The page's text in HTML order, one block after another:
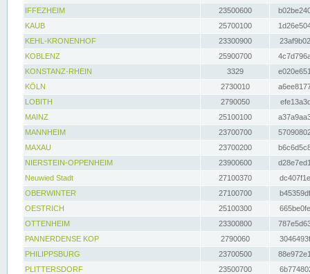
IFFEZHEIM
23500600
KAUB
25700100
KEHL-KRONENHOF
23300900
KOBLENZ
25900700
KONSTANZ-RHEIN
3329
KÖLN
2730010
LOBITH
2790050
MAINZ
25100100
MANNHEIM
23700700
MAXAU
23700200
NIERSTEIN-OPPENHEIM
23900600
Neuwied Stadt
27100370
OBERWINTER
27100700
OESTRICH
25100300
OTTENHEIM
23300800
PANNERDENSE KOP
2790060
PHILIPPSBURG
23700500
PLITTERSDORF
23500700